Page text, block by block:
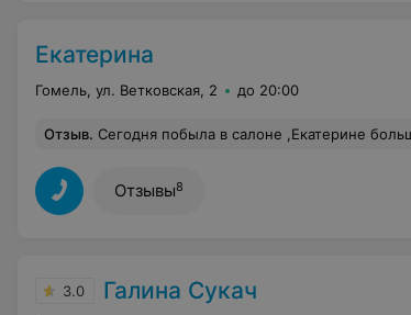
Екатерина
Гомель, ул. Ветковская, 2 до 20:00
Отзыв. Сегодня побыла в салоне ,Екатерине большое спасибо за стрижку и покраску ,очень все профессионально я столько комплиментов
Отзывы8
3.0 Галина Сукач